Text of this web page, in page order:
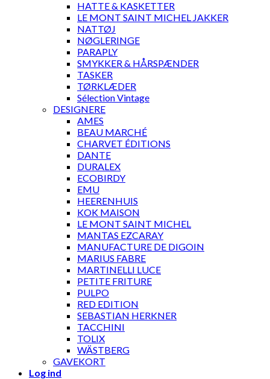
HATTE & KASKETTER
LE MONT SAINT MICHEL JAKKER
NATTØJ
NØGLERINGE
PARAPLY
SMYKKER & HÅRSPÆNDER
TASKER
TØRKLÆDER
Sélection Vintage
DESIGNERE
AMES
BEAU MARCHÉ
CHARVET ÉDITIONS
DANTE
DURALEX
ECOBIRDY
EMU
HEERENHUIS
KOK MAISON
LE MONT SAINT MICHEL
MANTAS EZCARAY
MANUFACTURE DE DIGOIN
MARIUS FABRE
MARTINELLI LUCE
PETITE FRITURE
PULPO
RED EDITION
SEBASTIAN HERKNER
TACCHINI
TOLIX
WÄSTBERG
GAVEKORT
Log ind